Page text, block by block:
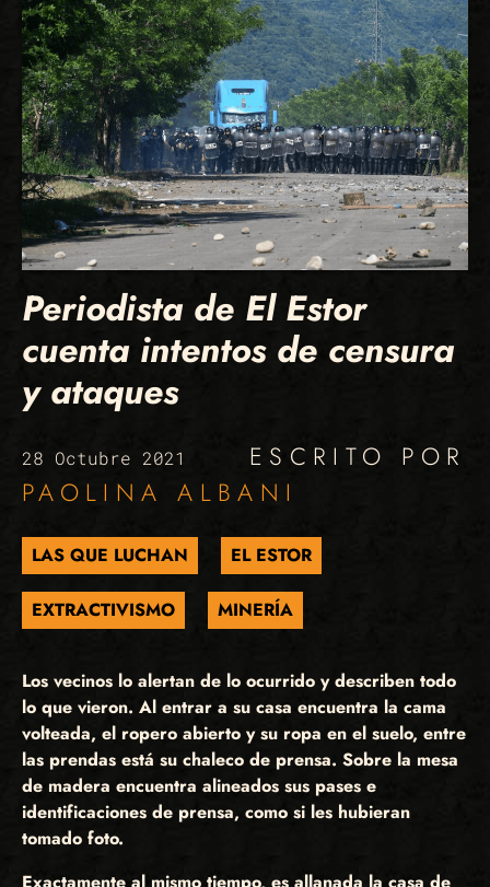
Periodista de El Estor
cuenta intentos de censura
y ataques
28 Octubre 2021
ESCRITO POR
PAOLINA ALBANI
LAS QUE LUCHAN EL ESTOR
EXTRACTIVISMO MINERÍA
Los vecinos lo alertan de lo ocurrido y describen todo
lo que vieron. Al entrar a su casa encuentra la cama
volteada, el ropero abierto y su ropa en el suelo, entre
las prendas está su chaleco de prensa. Sobre la mesa
de madera encuentra alineados sus pases e
identificaciones de prensa, como si les hubieran
tomado foto.